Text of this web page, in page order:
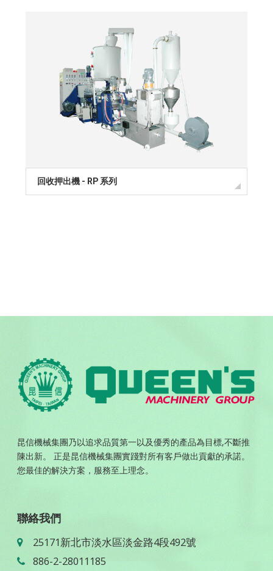
回收押出機 - RP 系列
昆信機械集團乃以追求品質第一以及優秀的產品為目標,不斷推
陳出新。 正是昆信機械集團實踐對所有客戶做出貢獻的承諾。
您最佳的解決方案，服務至上理念。
聯絡我們
25171新北市淡水區淡金路4段492號
886-2-28011185